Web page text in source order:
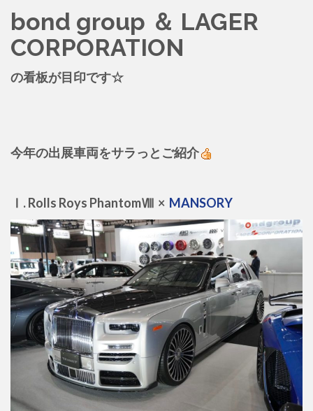
bond group ＆ LAGER
CORPORATION
の看板が目印です☆
今年の出展車両をサラっとご紹介
Ⅰ. Rolls Roys PhantomⅧ × MANSORY